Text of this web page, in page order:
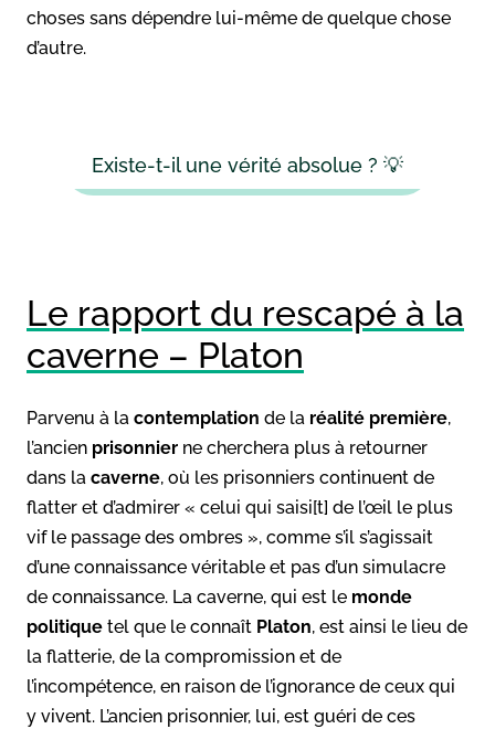
choses sans dépendre lui-même de quelque chose
d’autre.
Existe-t-il une vérité absolue ? 💡
Le rapport du rescapé à la
caverne – Platon
Parvenu à la contemplation de la réalité première,
l’ancien prisonnier ne cherchera plus à retourner
dans la caverne, où les prisonniers continuent de
flatter et d’admirer « celui qui saisi[t] de l’œil le plus
vif le passage des ombres », comme s’il s’agissait
d’une connaissance véritable et pas d’un simulacre
de connaissance. La caverne, qui est le monde
politique tel que le connaît Platon, est ainsi le lieu de
la flatterie, de la compromission et de
l’incompétence, en raison de l’ignorance de ceux qui
y vivent. L’ancien prisonnier, lui, est guéri de ces